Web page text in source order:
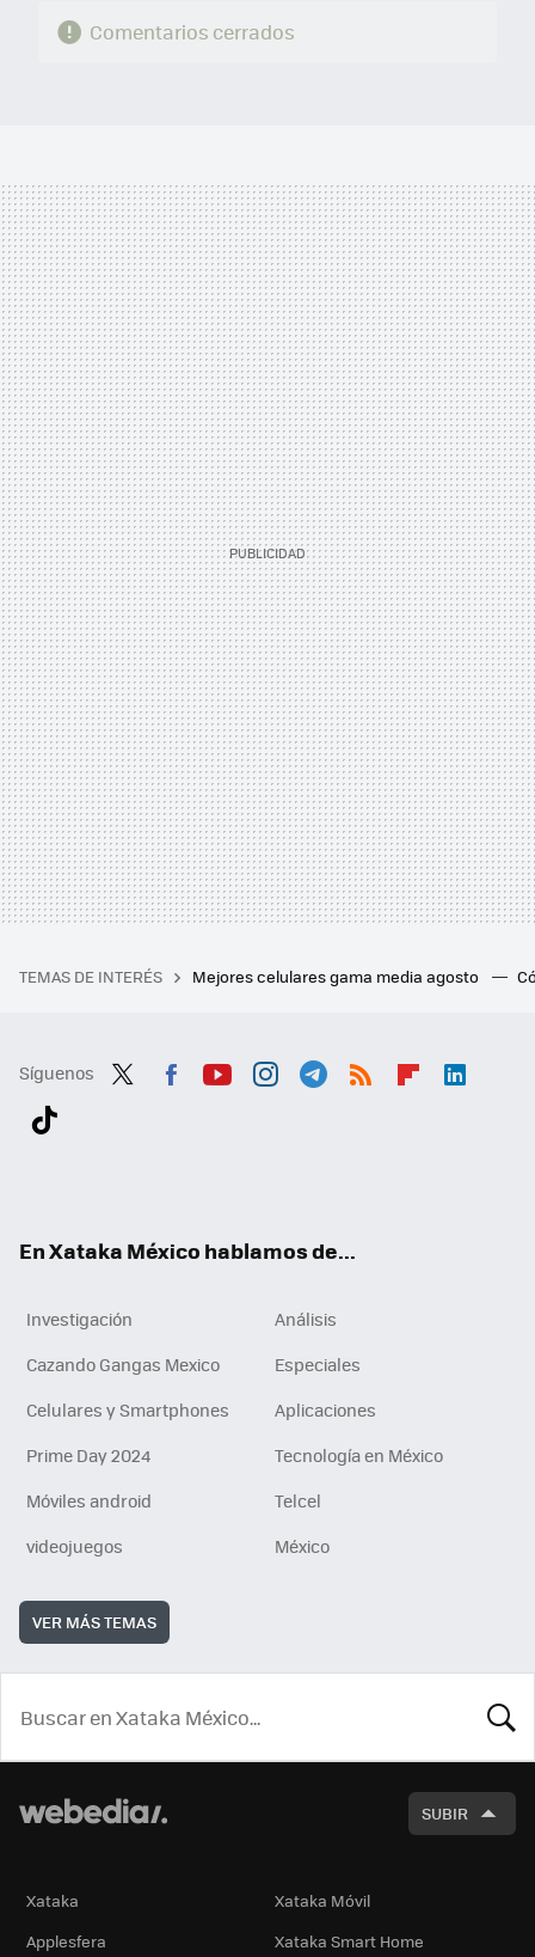
Comentarios cerrados
TEMAS DE INTERÉS Mejores celulares gama media agosto
Síguenos
En Xataka México hablamos de...
Investigación
Análisis
Cazando Gangas Mexico
Especiales
Celulares y Smartphones
Aplicaciones
Prime Day 2024
Tecnología en México
Móviles android
Telcel
videojuegos
México
VER MÁS TEMAS
SUBIR
Xataka
Xataka Móvil
Applesfera
Xataka Smart Home